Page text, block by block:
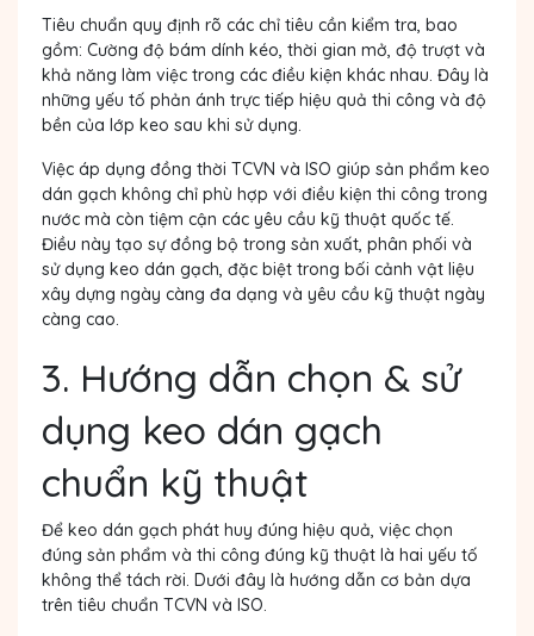
Tiêu chuẩn quy định rõ các chỉ tiêu cần kiểm tra, bao
gồm: Cường độ bám dính kéo, thời gian mở, độ trượt và
khả năng làm việc trong các điều kiện khác nhau. Đây là
những yếu tố phản ánh trực tiếp hiệu quả thi công và độ
bền của lớp keo sau khi sử dụng.
Việc áp dụng đồng thời TCVN và ISO giúp sản phẩm keo
dán gạch không chỉ phù hợp với điều kiện thi công trong
nước mà còn tiệm cận các yêu cầu kỹ thuật quốc tế.
Điều này tạo sự đồng bộ trong sản xuất, phân phối và
sử dụng keo dán gạch, đặc biệt trong bối cảnh vật liệu
xây dựng ngày càng đa dạng và yêu cầu kỹ thuật ngày
càng cao.
3. Hướng dẫn chọn & sử
dụng keo dán gạch
chuẩn kỹ thuật
Để keo dán gạch phát huy đúng hiệu quả, việc chọn
đúng sản phẩm và thi công đúng kỹ thuật là hai yếu tố
không thể tách rời. Dưới đây là hướng dẫn cơ bản dựa
trên tiêu chuẩn TCVN và ISO.